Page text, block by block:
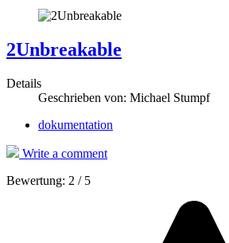
2Unbreakable
Details
Geschrieben von: Michael Stumpf
dokumentation
Write a comment
Bewertung: 2 / 5